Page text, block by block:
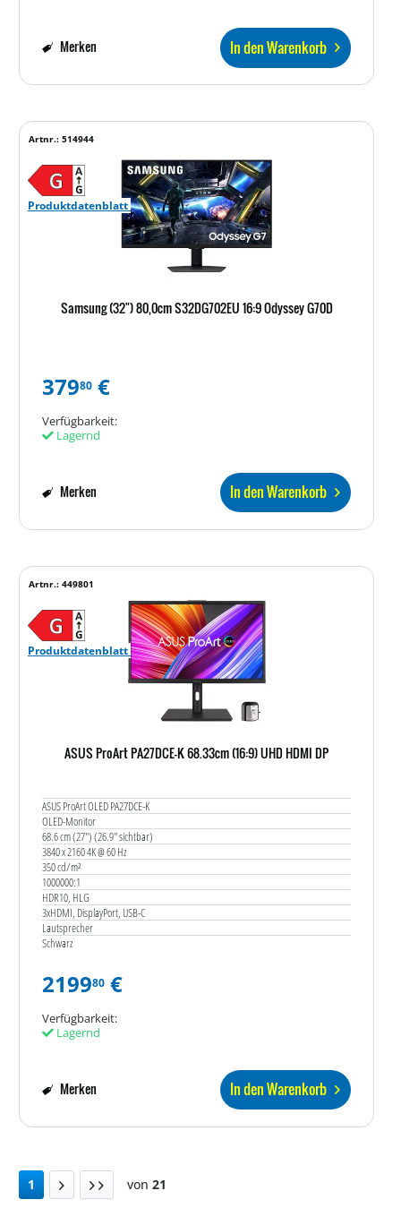
In den Warenkorb
Merken
Produktdatenblatt
Samsung (32") 80,0cm S32DG702EU 16:9 Odyssey G70D
Artnr.: 514944
37980 €
Verfügbarkeit:
Lagernd
In den Warenkorb
Merken
Produktdatenblatt
ASUS ProArt PA27DCE-K 68.33cm (16:9) UHD HDMI DP
ASUS ProArt OLED PA27DCE-K
OLED-Monitor
68.6 cm (27") (26.9" sichtbar)
3840 x 2160 4K @ 60 Hz
350 cd/m²
1000000:1
HDR10, HLG
3xHDMI, DisplayPort, USB-C
Lautsprecher
Schwarz
Artnr.: 449801
219980 €
Verfügbarkeit:
Lagernd
In den Warenkorb
Merken
1 von 21